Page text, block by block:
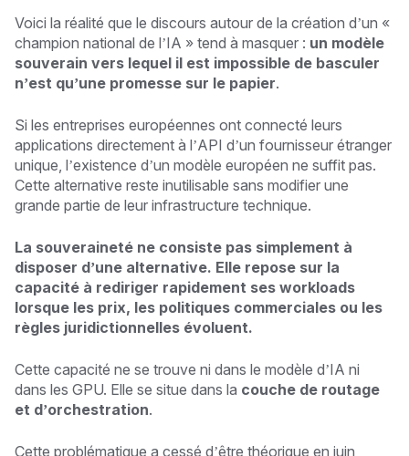
Voici la réalité que le discours autour de la création d’un «
champion national de l’IA » tend à masquer : un modèle
souverain vers lequel il est impossible de basculer
n’est qu’une promesse sur le papier.
Si les entreprises européennes ont connecté leurs
applications directement à l’API d’un fournisseur étranger
unique, l’existence d’un modèle européen ne suffit pas.
Cette alternative reste inutilisable sans modifier une
grande partie de leur infrastructure technique.
La souveraineté ne consiste pas simplement à
disposer d’une alternative. Elle repose sur la
capacité à rediriger rapidement ses workloads
lorsque les prix, les politiques commerciales ou les
règles juridictionnelles évoluent.
Cette capacité ne se trouve ni dans le modèle d’IA ni
dans les GPU. Elle se situe dans la couche de routage
et d’orchestration.
Cette problématique a cessé d’être théorique en juin